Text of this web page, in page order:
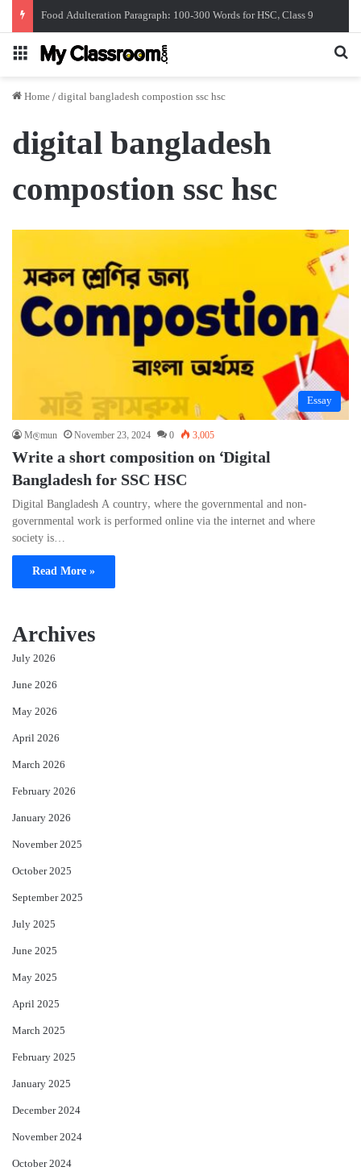
Food Adulteration Paragraph: 100-300 Words for HSC, Class 9
Menu
Home / digital bangladesh compostion ssc hsc
digital bangladesh
compostion ssc hsc
Essay
M@mun November 23, 2024 0 3,005
Write a short composition on ‘Digital
Bangladesh for SSC HSC
Digital Bangladesh A country, where the governmental and non-
governmental work is performed online via the internet and where
society is…
Read More »
Archives
July 2026
June 2026
May 2026
April 2026
March 2026
February 2026
January 2026
November 2025
October 2025
September 2025
July 2025
June 2025
May 2025
April 2025
March 2025
February 2025
January 2025
December 2024
November 2024
October 2024